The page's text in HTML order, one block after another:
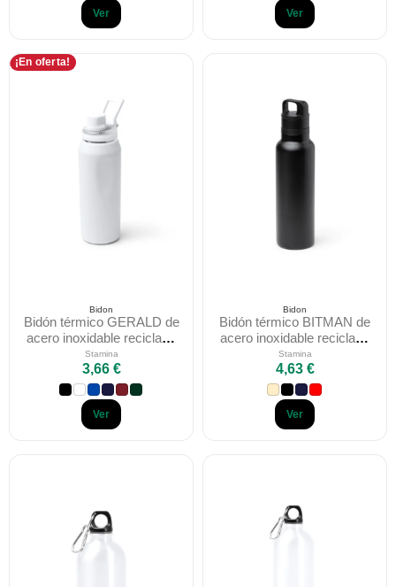
Ver Ver
¡En oferta!
Bidon
Bidón térmico GERALD de
acero inoxidable reciclado
500 ml
Stamina
3,66 €
Ver
Bidon
Bidón térmico BITMAN de
acero inoxidable reciclado
750 ml
Stamina
4,63 €
Ver